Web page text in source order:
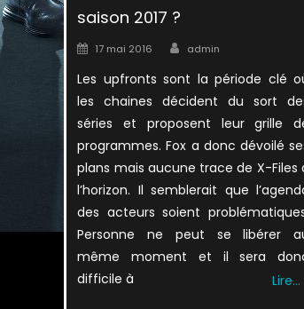
saison 2017 ?
Posted
17 mai 2016 Author
admin
Les upfronts sont la période clé
les chaines décident du sort
séries et proposent leur grille
programmes. Fox a donc dévoilé
plans mais aucune trace de X-Files
l’horizon. Il semblerait que
des acteurs soient
Personne ne peut se libérer
même moment et il sera
difficile à
Lire…